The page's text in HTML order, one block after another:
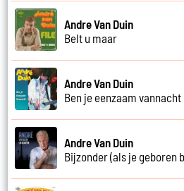
Andre Van Duin
Belt u maar
Andre Van Duin
Ben je eenzaam vannacht
Andre Van Duin
Bijzonder (als je geboren